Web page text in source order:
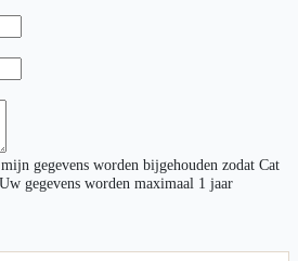
gegevens worden bijgehouden zodat Cat
gegevens worden maximaal 1 jaar